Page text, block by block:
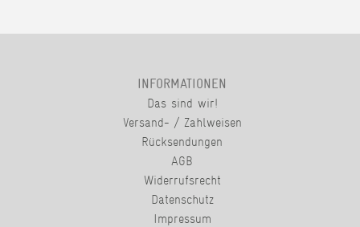
INFORMATIONEN
Das sind wir!
Versand- / Zahlweisen
Rücksendungen
AGB
Widerrufsrecht
Datenschutz
Impressum